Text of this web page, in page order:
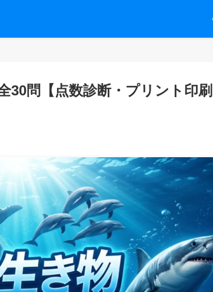
30問【点数診断・プリント印